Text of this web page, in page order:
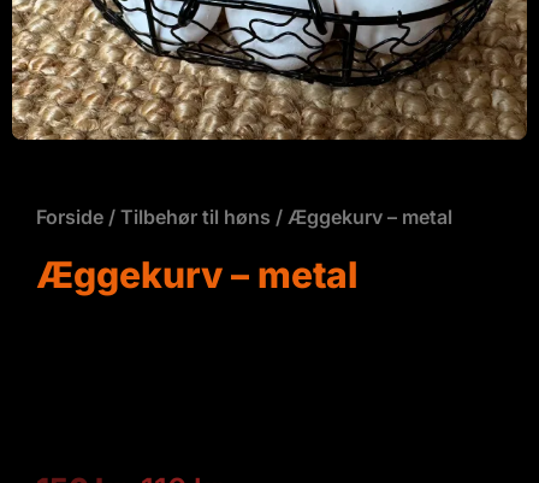
Forside / Tilbehør til høns / Æggekurv – metal
Æggekurv – metal